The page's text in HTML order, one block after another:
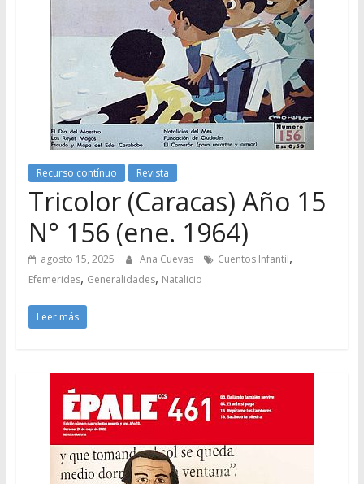
Recurso contínuo Revista
Tricolor (Caracas) Año 15
N° 156 (ene. 1964)
agosto 15, 2025 Ana Cuevas Cuentos Infantil,
Efemerides, Generalidades, Natalicio
Leer más